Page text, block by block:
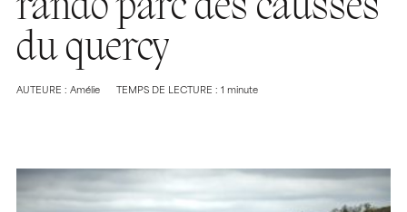
rando parc des causses
du quercy
AUTEURE : Amélie TEMPS DE LECTURE : 1 minute